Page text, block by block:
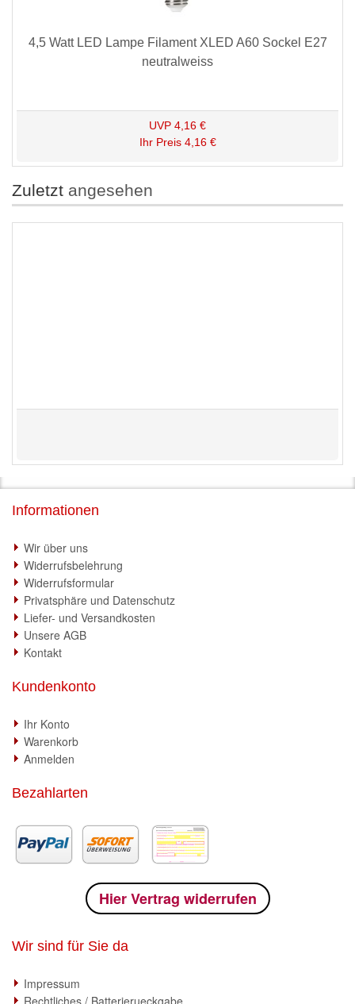
4,5 Watt LED Lampe Filament XLED A60 Sockel E27
neutralweiss
UVP 4,16 €
Ihr Preis 4,16 €
Zuletzt angesehen
Informationen
Wir über uns
Widerrufsbelehrung
Widerrufsformular
Privatsphäre und Datenschutz
Liefer- und Versandkosten
Unsere AGB
Kontakt
Kundenkonto
Ihr Konto
Warenkorb
Anmelden
Bezahlarten
Hier Vertrag widerrufen
Wir sind für Sie da
Impressum